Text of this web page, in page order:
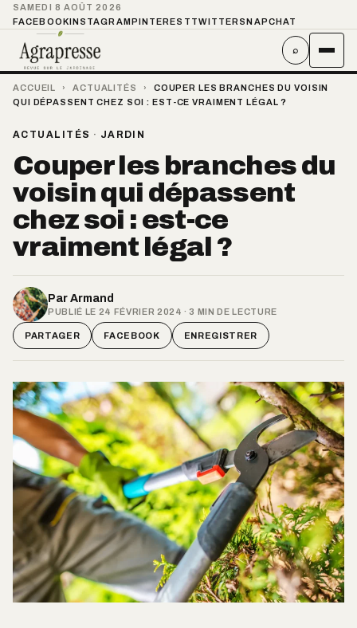
SAMEDI 8 AOÛT 2026
FACEBOOKINSTAGRAMPINTEREST TWITTER SNAPCHAT
⌕
ACCUEIL › ACTUALITÉS ›
COUPER LES BRANCHES DU VOISIN
QUI DÉPASSENT CHEZ SOI : EST-CE VRAIMENT LÉGAL ?
ACTUALITÉS · JARDIN
Couper les branches du
voisin qui dépassent
chez soi : est-ce
vraiment légal ?
Par Armand
PUBLIÉ LE 24 FÉVRIER 2024 · 3 MIN DE LECTURE
PARTAGER FACEBOOK ENREGISTRER